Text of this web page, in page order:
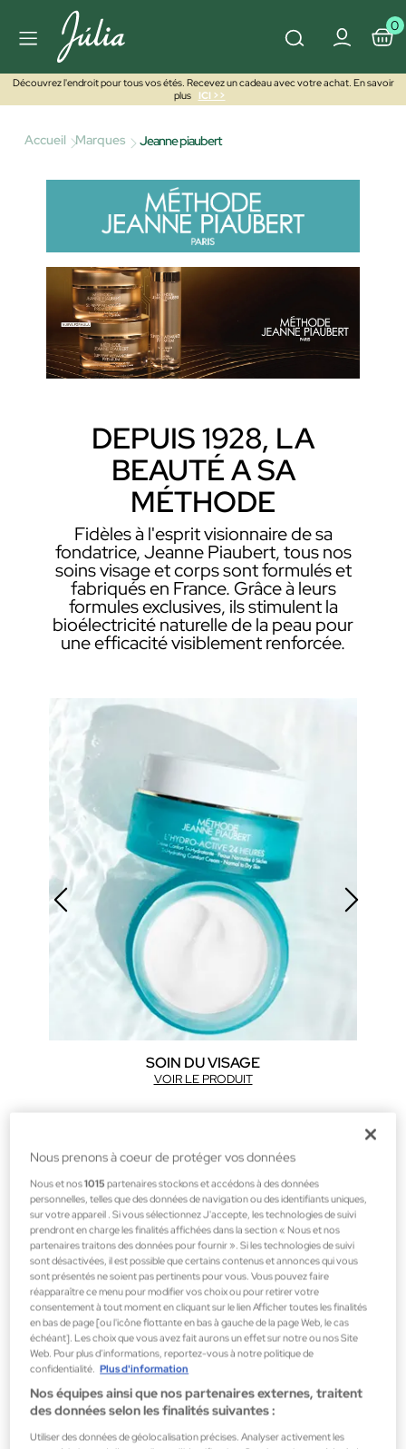
0
Découvrez l'endroit pour tous vos étés. Recevez un cadeau avec votre achat. En savoir
plus
ICI >>
Accueil Marques Jeanne piaubert
DEPUIS 1928, LA
BEAUTÉ A SA
MÉTHODE
Fidèles à l'esprit visionnaire de sa
fondatrice, Jeanne Piaubert, tous nos
soins visage et corps sont formulés et
fabriqués en France. Grâce à leurs
formules exclusives, ils stimulent la
bioélectricité naturelle de la peau pour
une efficacité visiblement renforcée.
SOIN DU VISAGE
VOIR LE PRODUIT
LES FAVORIS
Nous prenons à coeur de protéger vos données
Nous et nos1015 partenaires stockons et accédons à des données
personnelles, telles que des données de navigation ou des identifiants uniques,
sur votre appareil . Si vous sélectionnez J'accepte, les technologies de suivi
prendront en charge les finalités affichées dans la section « Nous et nos
partenaires traitons des données pour fournir ». Si les technologies de suivi
sont désactivées, il est possible que certains contenus et annonces qui vous
sont présentés ne soient pas pertinents pour vous. Vous pouvez faire
réapparaître ce menu pour modifier vos choix ou pour retirer votre
consentement à tout moment en cliquant sur le lien Afficher toutes les finalités
en bas de page [ou l'icône flottante en bas à gauche de la page Web, le cas
échéant]. Les choix que vous avez fait aurons un effet sur notre ou nos Site
Web. Pour plus d’informations, reportez-vous à notre politique de
confidentialité. Plus d'information
Nos équipes ainsi que nos partenaires externes, traitent
des données selon les finalités suivantes :
Utiliser des données de géolocalisation précises. Analyser activement les